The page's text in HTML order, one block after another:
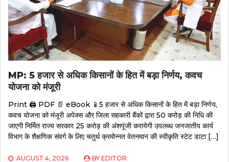
MP: 5 हजार से अधिक किसानों के हित में बड़ा निर्णय, कवच
योजना को मंजूरी
Print 🖨 PDF 📄 eBook 📱5 हजार से अधिक किसानों के हित में बड़ा निर्णय,
कवच योजना को मंजूरी अपेक्स और जिला सहकारी बैंकों द्वारा 50 करोड़ की निधि की
जाएगी निर्मित राज्य सरकार 25 करोड़ की अंशपूंजी करायेगी उपलब्ध जनजातीय कार्य
विभाग के शैक्षणिक संवर्ग के लिए चतुर्थ क्रमोन्नत वेतनमान की स्वीकृति स्टेट डाटा […]
AUGUST 4, 2026 BY EDITOR